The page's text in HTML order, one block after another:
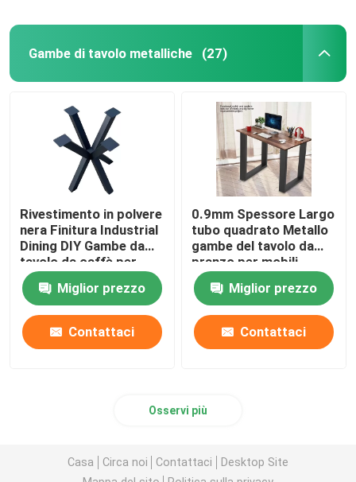
Gambe di tavolo metalliche (27)
Rivestimento in polvere
nera Finitura Industrial
Dining DIY Gambe da
tavolo da caffè per
mobili fai da te
Miglior prezzo
Contattaci
0.9mm Spessore Largo
tubo quadrato Metallo
gambe del tavolo da
pranzo per mobili
moderni fai da te
Miglior prezzo
Contattaci
Osservi più
Casa Circa noi Contattaci
Desktop Site